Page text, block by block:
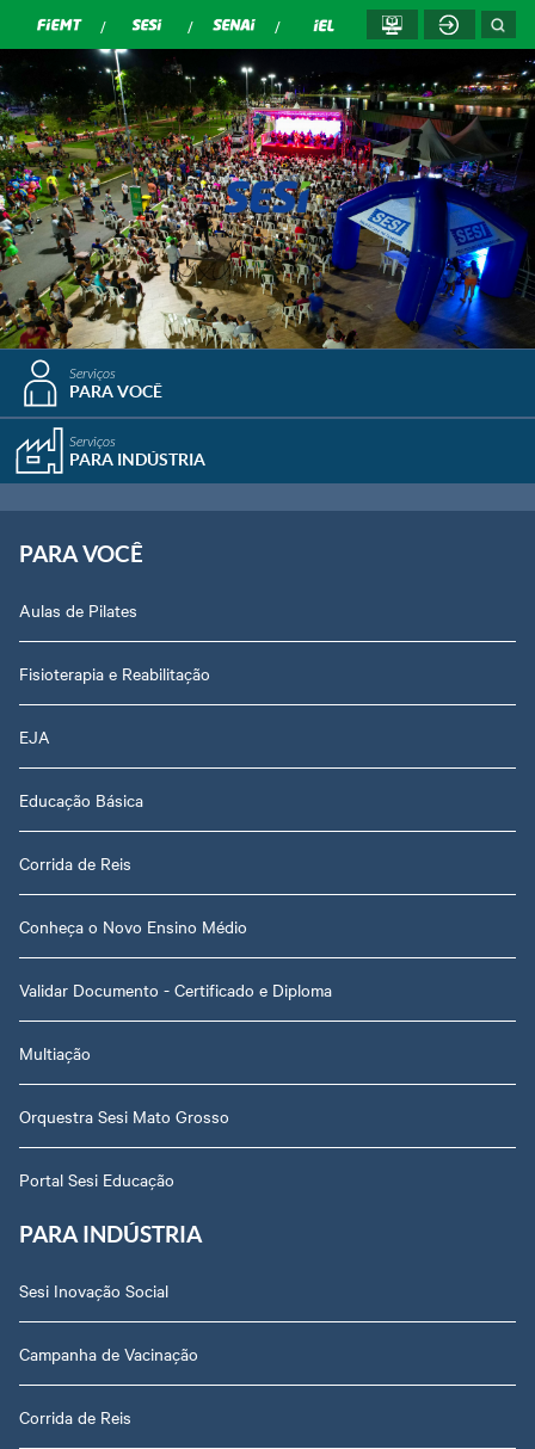
Serviços
PARA VOCÊ
Serviços
PARA INDÚSTRIA
PARA VOCÊ
Aulas de Pilates
Fisioterapia e Reabilitação
EJA
Educação Básica
Corrida de Reis
Conheça o Novo Ensino Médio
Validar Documento - Certificado e Diploma
Multiação
Orquestra Sesi Mato Grosso
Portal Sesi Educação
PARA INDÚSTRIA
Sesi Inovação Social
Campanha de Vacinação
Corrida de Reis